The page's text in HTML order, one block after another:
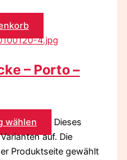
– Porto –
wählen
Dieses
auf. Die
Produktseite gewählt